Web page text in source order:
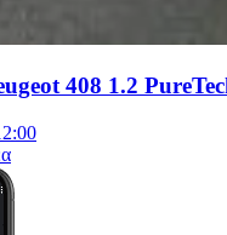
408 1.2